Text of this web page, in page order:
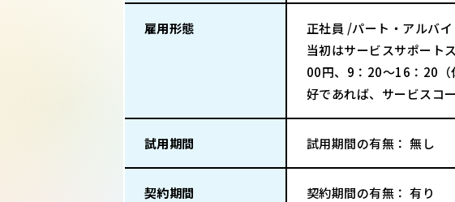
雇用形態
正社員 /パート・アルバイ
当初はサービスサポート
00円、9：20～16：20
好であれば、サービスコ
試用期間 試用期間の有無： 無し
契約期間
契約期間の有無： 有り